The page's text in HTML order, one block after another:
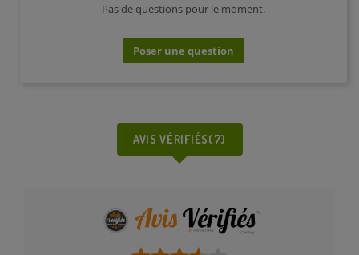
Pas de questions pour le moment.
Poser une question
AVIS VÉRIFIÉS(7)